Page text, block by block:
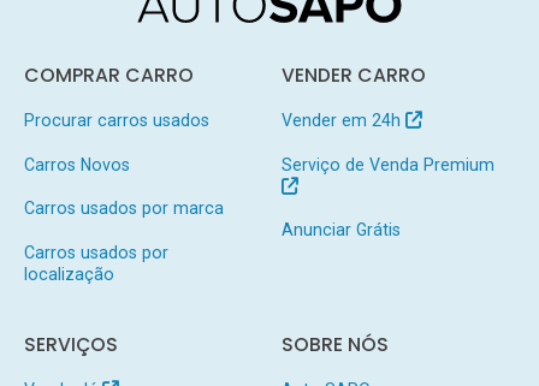
COMPRAR CARRO
Procurar carros usados
Carros Novos
Carros usados por marca
Carros usados por
localização
VENDER CARRO
Vender em 24h
Serviço de Venda Premium
Anunciar Grátis
SERVIÇOS SOBRE NÓS